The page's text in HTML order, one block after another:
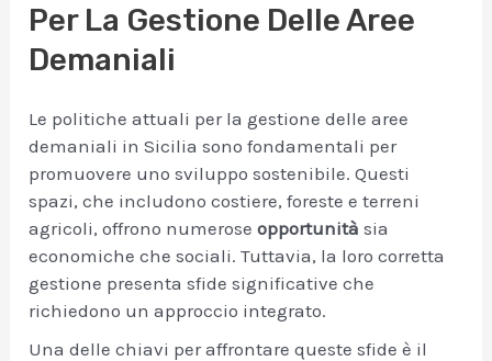
Per La Gestione Delle Aree
Demaniali
Le politiche attuali per la gestione delle aree
demaniali in Sicilia sono fondamentali per
promuovere uno sviluppo sostenibile. Questi
spazi, che includono costiere, foreste e terreni
agricoli, offrono numeroseopportunità sia
economiche che sociali. Tuttavia, la loro corretta
gestione presenta sfide significative che
richiedono un approccio integrato.
Una delle chiavi per affrontare queste sfide è il